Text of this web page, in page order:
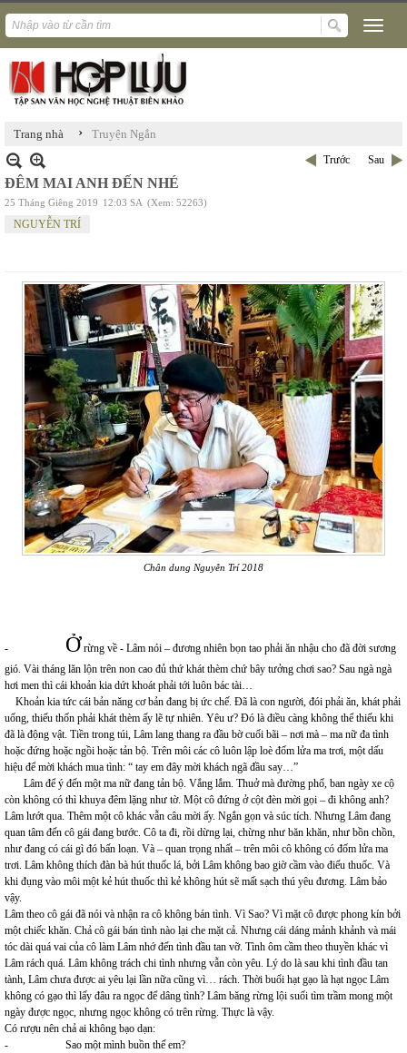
Trang nhà › Truyện Ngắn
Trước Sau
ĐÊM MAI ANH ĐẾN NHÉ
25 Tháng Giêng 2019 12:03 SA (Xem: 52263)
NGUYỄN TRÍ
Chân dung Nguyễn Trí 2018
- Ở rừng về - Lâm nói – đương nhiên bọn tao phải ăn nhậu cho đã đời sương
gió. Vài tháng lăn lộn trên non cao đủ thứ khát thèm chứ bây tưởng chơi sao? Sau ngà ngà
hơi men thì cái khoản kia dứt khoát phải tới luôn bác tài…
Khoản kia tức cái bản năng cơ bản đang bị ức chế. Đã là con người, đói phải ăn, khát phải
uống, thiếu thốn phải khát thèm ấy lẽ tự nhiên. Yêu ư? Đó là điều càng không thể thiếu khi
đã là động vật. Tiền trong túi, Lâm lang thang ra đầu bờ cuối bãi – nơi mà – ma nữ đa tình
hoặc đứng hoặc ngồi hoặc tản bộ. Trên môi các cô luôn lập loè đốm lửa ma trơi, một dấu
hiệu để mời khách mua tình: “ tay em đây mời khách ngã đầu say…”
Lâm để ý đến một ma nữ đang tản bộ. Vắng lắm. Thuở mà đường phố, ban ngày xe cộ
còn không có thì khuya đêm lặng như tờ. Một cô đứng ở cột đèn mời gọi – đi không anh?
Lâm lướt qua. Thêm một cô khác vẫn câu mời ấy. Ngắn gọn và súc tích. Nhưng Lâm đang
quan tâm đến cô gái đang bước. Cô ta đi, rồi dừng lại, chừng như băn khăn, như bồn chồn,
như đang có cái gì đó bấn loạn. Và – quan trọng nhất – trên môi cô không có đốm lửa ma
trơi. Lâm không thích đàn bà hút thuốc lá, bởi Lâm không bao giờ cầm vào điếu thuốc. Và
khi đụng vào môi một kẻ hút thuốc thì kẻ không hút sẽ mất sạch thú yêu đương. Lâm bảo
vậy.
Lâm theo cô gái đã nói và nhận ra cô không bán tình. Vì Sao? Vì mặt cô được phong kín bởi
một chiếc khăn. Chả cô gái bán tình nào lại che mặt cả. Nhưng cái dáng mảnh khảnh và mái
tóc dài quá vai của cô làm Lâm nhớ đến tình đầu tan vỡ. Tình ôm cầm theo thuyền khác vì
Lâm rách quá. Lâm không trách chi tình nhưng vẫn còn yêu. Lý do là sau khi tình đầu tan
tành, Lâm chưa được ai yêu lại lần nữa cũng vì… rách. Thời buổi hạt gạo là hạt ngọc Lâm
không có gạo thì lấy đâu ra ngọc để dâng tình? Lâm băng rừng lội suối tìm trầm mong một
ngày được ngọc, nhưng ngọc không có trên rừng. Thực là vậy.
Có rượu nên chả ai không bạo dạn:
- Sao một mình buồn thế em?